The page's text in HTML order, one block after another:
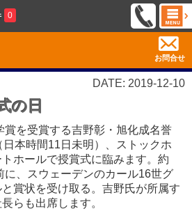
0
お問合せ
DATE: 2019-12-10
の日
賞を受賞する吉野彰・旭化成名誉
本時間11日未明）、ストックホ
ホールで授賞式に臨みます。約
に、スウェーデンのカール16世グ
賞状を受け取る。吉野氏が所属す
らも出席します。